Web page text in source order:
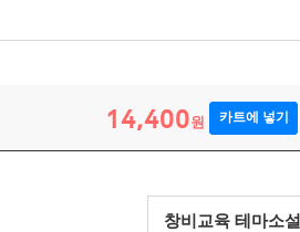
14,400원 카트에 넣기
창비교육 테마소설